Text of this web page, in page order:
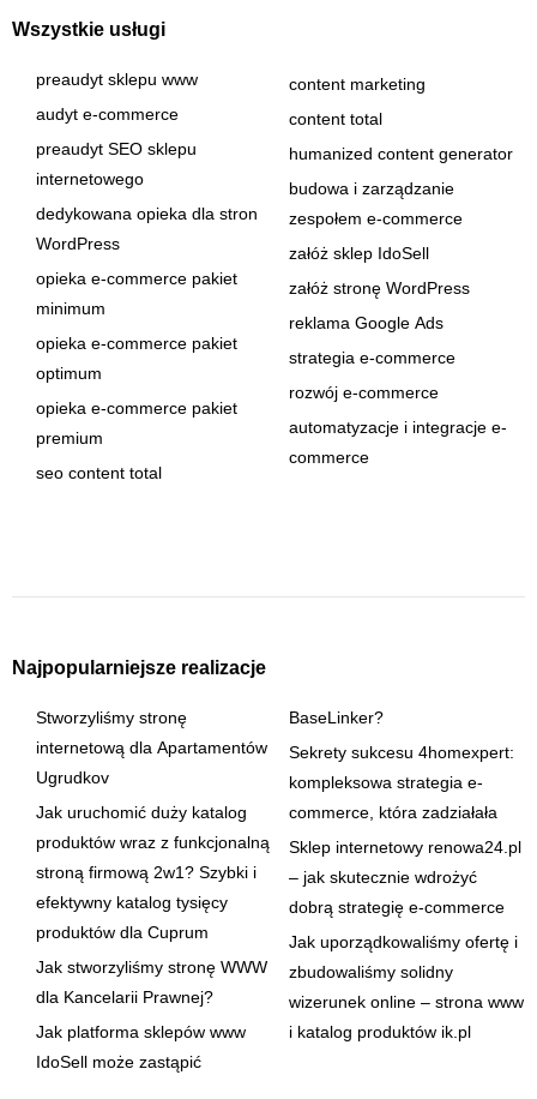
Wszystkie usługi
preaudyt sklepu www
audyt e-commerce
preaudyt SEO sklepu
internetowego
dedykowana opieka dla stron
WordPress
opieka e-commerce pakiet
minimum
opieka e-commerce pakiet
optimum
opieka e-commerce pakiet
premium
seo content total
content marketing
content total
humanized content generator
budowa i zarządzanie
zespołem e-commerce
załóż sklep IdoSell
załóż stronę WordPress
reklama Google Ads
strategia e-commerce
rozwój e-commerce
automatyzacje i integracje e-
commerce
Najpopularniejsze realizacje
Stworzyliśmy stronę
internetową dla Apartamentów
Ugrudkov
Jak uruchomić duży katalog
produktów wraz z funkcjonalną
stroną firmową 2w1? Szybki i
efektywny katalog tysięcy
produktów dla Cuprum
Jak stworzyliśmy stronę WWW
dla Kancelarii Prawnej?
Jak platforma sklepów www
IdoSell może zastąpić
BaseLinker?
Sekrety sukcesu 4homexpert:
kompleksowa strategia e-
commerce, która zadziałała
Sklep internetowy renowa24.pl
– jak skutecznie wdrożyć
dobrą strategię e-commerce
Jak uporządkowaliśmy ofertę i
zbudowaliśmy solidny
wizerunek online – strona www
i katalog produktów ik.pl